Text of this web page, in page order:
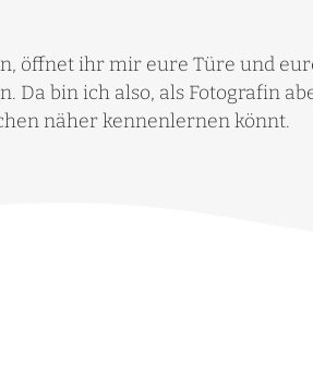
öffnet ihr mir eure Türe und
bin ich also, als Fotografin
näher kennenlernen könnt.